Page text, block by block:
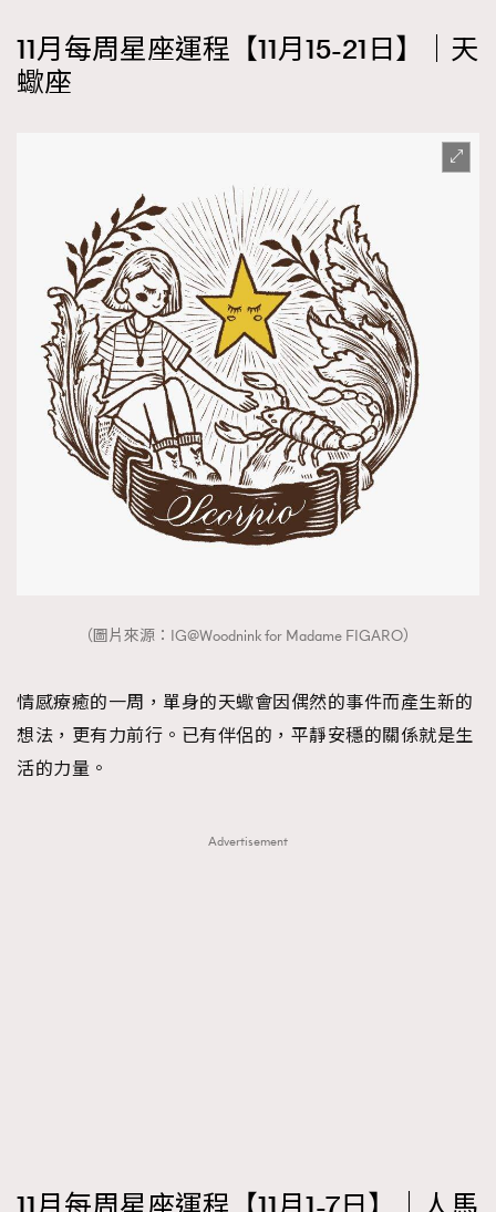
11月每周星座運程【11月15-21日】｜天
蠍座
（圖片來源：IG@Woodnink for Madame FIGARO）
情感療癒的一周，單身的天蠍會因偶然的事件而產生新的
想法，更有力前行。已有伴侶的，平靜安穩的關係就是生
活的力量。
Advertisement